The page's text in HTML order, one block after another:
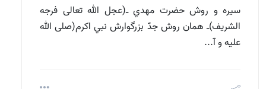
سيره و روش حضرت مهدي ـ(عجل الله تعالی فرجه
الشریف)ـ همان روش جدّ بزرگوارش نبي اكرم(صلی الله
علیه و آ...